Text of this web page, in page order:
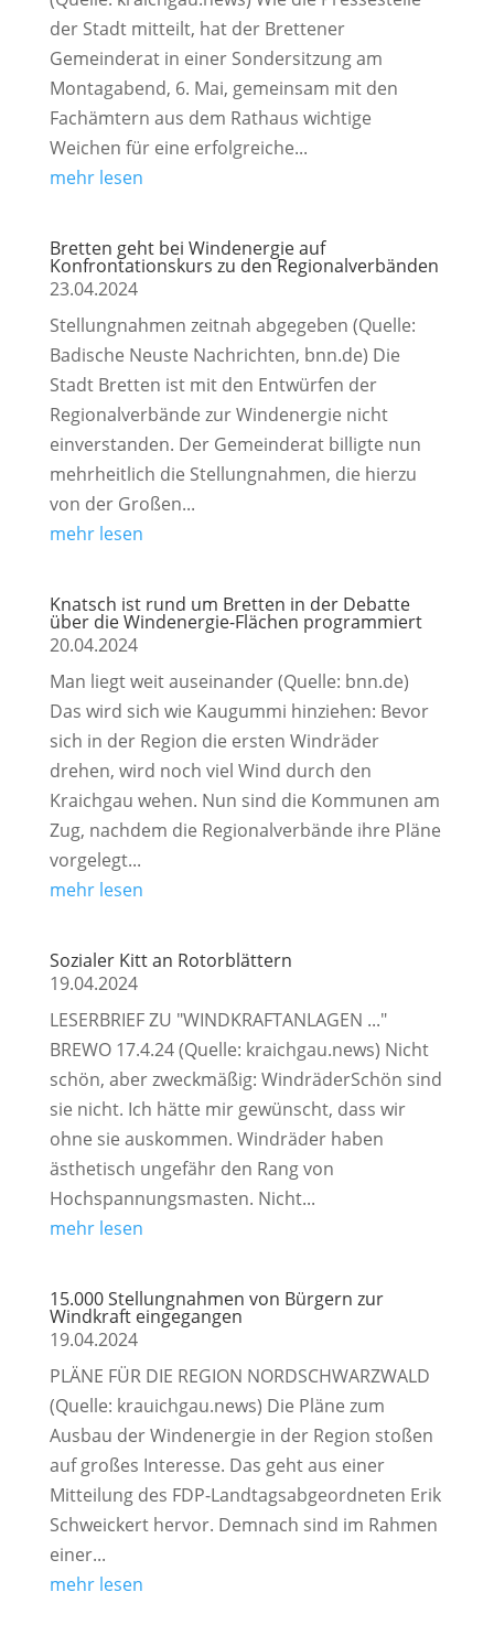
der Stadt mitteilt, hat der Brettener
Gemeinderat in einer Sondersitzung am
Montagabend, 6. Mai, gemeinsam mit den
Fachämtern aus dem Rathaus wichtige
Weichen für eine erfolgreiche...
mehr lesen
Bretten geht bei Windenergie auf
Konfrontationskurs zu den Regionalverbänden
23.04.2024
Stellungnahmen zeitnah abgegeben (Quelle:
Badische Neuste Nachrichten, bnn.de) Die
Stadt Bretten ist mit den Entwürfen der
Regionalverbände zur Windenergie nicht
einverstanden. Der Gemeinderat billigte nun
mehrheitlich die Stellungnahmen, die hierzu
von der Großen...
mehr lesen
Knatsch ist rund um Bretten in der Debatte
über die Windenergie-Flächen programmiert
20.04.2024
Man liegt weit auseinander (Quelle: bnn.de)
Das wird sich wie Kaugummi hinziehen: Bevor
sich in der Region die ersten Windräder
drehen, wird noch viel Wind durch den
Kraichgau wehen. Nun sind die Kommunen am
Zug, nachdem die Regionalverbände ihre Pläne
vorgelegt...
mehr lesen
Sozialer Kitt an Rotorblättern
19.04.2024
LESERBRIEF ZU "WINDKRAFTANLAGEN ..."
BREWO 17.4.24 (Quelle: kraichgau.news) Nicht
schön, aber zweckmäßig: WindräderSchön sind
sie nicht. Ich hätte mir gewünscht, dass wir
ohne sie auskommen. Windräder haben
ästhetisch ungefähr den Rang von
Hochspannungsmasten. Nicht...
mehr lesen
15.000 Stellungnahmen von Bürgern zur
Windkraft eingegangen
19.04.2024
PLÄNE FÜR DIE REGION NORDSCHWARZWALD
(Quelle: krauichgau.news) Die Pläne zum
Ausbau der Windenergie in der Region stoßen
auf großes Interesse. Das geht aus einer
Mitteilung des FDP-Landtagsabgeordneten Erik
Schweickert hervor. Demnach sind im Rahmen
einer...
mehr lesen